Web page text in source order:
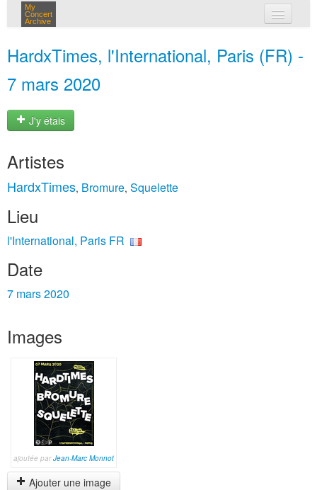
My
Concert
Archive
HardxTimes, l'International, Paris (FR) -
7 mars 2020
J'y étais
Artistes
HardxTimes, Bromure, Squelette
Lieu
l'International, Paris FR
Date
7 mars 2020
Images
ajoutée parJean-Marc Monnot
Ajouter une image